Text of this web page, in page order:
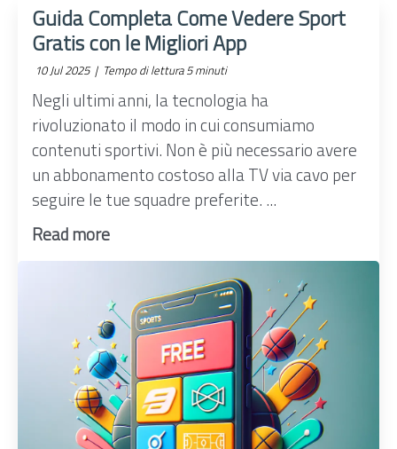
Guida Completa Come Vedere Sport
Gratis con le Migliori App
10 Jul 2025 | Tempo di lettura 5 minuti
Negli ultimi anni, la tecnologia ha
rivoluzionato il modo in cui consumiamo
contenuti sportivi. Non è più necessario avere
un abbonamento costoso alla TV via cavo per
seguire le tue squadre preferite. ...
Read more